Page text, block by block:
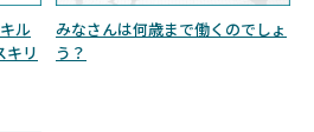
ル
キリ
みなさんは何歳まで働くのでしょ
う？